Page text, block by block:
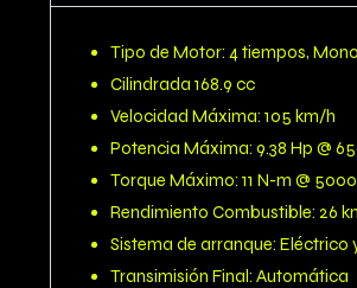
Tipo de Motor: 4 tiempos,
Cilindrada 168.9 cc
Velocidad Máxima: 105 km/h
Potencia Máxima: 9.38 Hp @
Torque Máximo: 11 N-m @
Rendimiento Combustible: 26
Sistema de arranque: Eléctrico
Transimisión Final: Automática